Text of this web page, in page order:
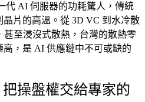
代 AI 伺服器的功耗驚人，傳統
片的高溫。從 3D VC 到水冷散
甚至浸沒式散熱，台灣的散熱零
，是 AI 供應鏈中不可或缺的
操盤權交給專家的